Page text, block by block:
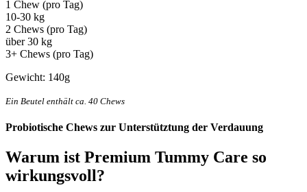
1 Chew (pro Tag)
10-30 kg
2 Chews (pro Tag)
über 30 kg
3+ Chews (pro Tag)
Gewicht: 140g
Ein Beutel enthält ca. 40 Chews
Probiotische Chews zur Unterstütztung der Verdauung
Warum ist Premium Tummy Care so
wirkungsvoll?